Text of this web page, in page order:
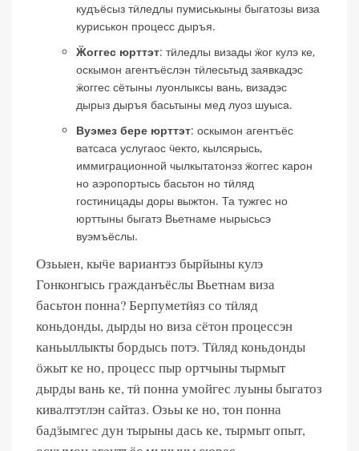
кудъёсыз тӥледлы пумиськыны быгатозы виза
куриськон процесс дыръя.
Ӝоггес юрттэт: тӥледлы визады ӝог кулэ ке,
оскымон агентъёслэн тӥлесьтыд заявкадэс
ӝоггес сётыны луонлыксы вань, визадэс
дырыз дыръя басьтыны мед луоз шуыса.
Вуэмез бере юрттэт: оскымон агентъёс
ватсаса услугаос ӵекто, кылсярысь,
иммиграционной чылкытатонэз ӝоггес карон
но аэропортысь басьтон но тӥляд
гостиницады доры выжтон. Та тужгес но
юрттыны быгатэ Вьетнаме нырысьсэ
вуэмъёслы.
Озьыен, кыӵе вариантэз бырйыны кулэ
Гонконгысь гражданъёслы Вьетнам виза
басьтон понна? Берпуметӥяз со тӥляд
коньдонды, дырды но виза сётон процессэн
каньыллыкты бордысь потэ. Тӥляд коньдонды
ӧжыт ке но, процесс пыр ортчыны тырмыт
дырды вань ке, тӥ понна умойгес луыны быгатоз
кивалтэтлэн сайтаз. Озьы ке но, тон понна
бадӟымгес дун тырыны дась ке, тырмыт опыт,